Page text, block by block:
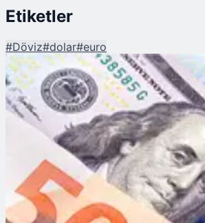
Etiketler
#Döviz#dolar#euro
Şu An Okunan
Dolar ve Euro'da Son Durum (19 Haziran 2026)
Piyasalar